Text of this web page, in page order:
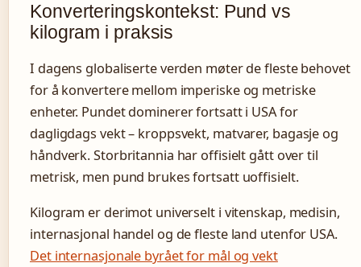
Konverteringskontekst: Pund vs
kilogram i praksis
I dagens globaliserte verden møter de fleste behovet
for å konvertere mellom imperiske og metriske
enheter. Pundet dominerer fortsatt i USA for
dagligdags vekt – kroppsvekt, matvarer, bagasje og
håndverk. Storbritannia har offisielt gått over til
metrisk, men pund brukes fortsatt uoffisielt.
Kilogram er derimot universelt i vitenskap, medisin,
internasjonal handel og de fleste land utenfor USA.
Det internasjonale byrået for mål og vekt